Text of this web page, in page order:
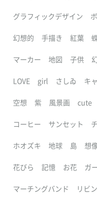
グラフィックデザイン
幻想的 手描き 紅葉
マーカー 地図 子供
LOVE girl さしゐ キ
空想 紫 風景画 cute
コーヒー サンセット
ホオズキ 地球 島 想
花びら 記憶 お花 ガ
マーチングバンド リビ